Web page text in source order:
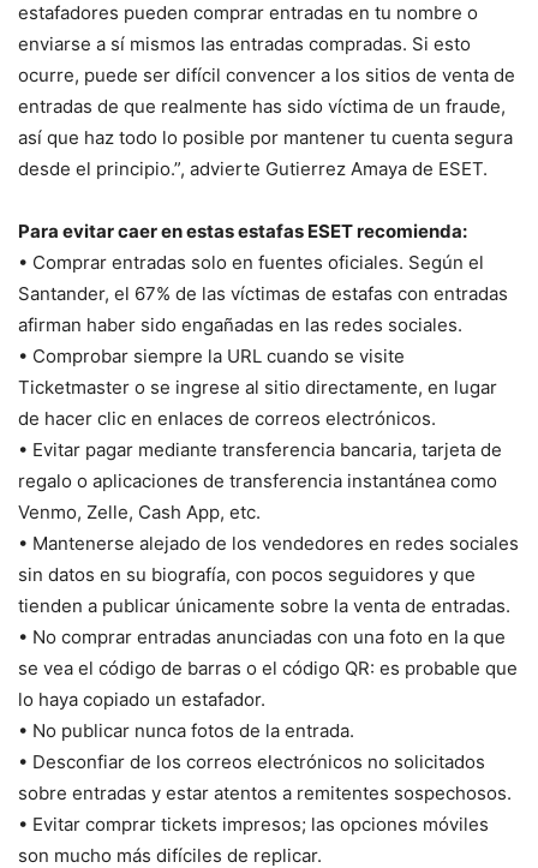
estafadores pueden comprar entradas en tu nombre o
enviarse a sí mismos las entradas compradas. Si esto
ocurre, puede ser difícil convencer a los sitios de venta de
entradas de que realmente has sido víctima de un fraude,
así que haz todo lo posible por mantener tu cuenta segura
desde el principio.”, advierte Gutierrez Amaya de ESET.
Para evitar caer en estas estafas ESET recomienda:
• Comprar entradas solo en fuentes oficiales. Según el
Santander, el 67% de las víctimas de estafas con entradas
afirman haber sido engañadas en las redes sociales.
• Comprobar siempre la URL cuando se visite
Ticketmaster o se ingrese al sitio directamente, en lugar
de hacer clic en enlaces de correos electrónicos.
• Evitar pagar mediante transferencia bancaria, tarjeta de
regalo o aplicaciones de transferencia instantánea como
Venmo, Zelle, Cash App, etc.
• Mantenerse alejado de los vendedores en redes sociales
sin datos en su biografía, con pocos seguidores y que
tienden a publicar únicamente sobre la venta de entradas.
• No comprar entradas anunciadas con una foto en la que
se vea el código de barras o el código QR: es probable que
lo haya copiado un estafador.
• No publicar nunca fotos de la entrada.
• Desconfiar de los correos electrónicos no solicitados
sobre entradas y estar atentos a remitentes sospechosos.
• Evitar comprar tickets impresos; las opciones móviles
son mucho más difíciles de replicar.